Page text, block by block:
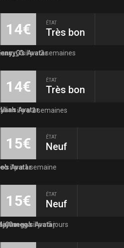
14€ ÉTAT
Très bon
il y a 2 semaines
14€ ÉTAT
Très bon
il y a 2 semaines
15€ ÉTAT
Neuf
il y a 1 semaine
15€ ÉTAT
Neuf
il y a 5 jours